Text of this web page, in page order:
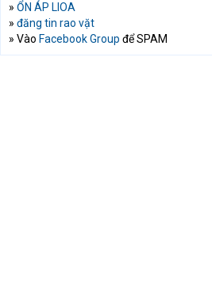
» ỔN ÁP LIOA
» đăng tin rao vặt
» Vào Facebook Group để SPAM